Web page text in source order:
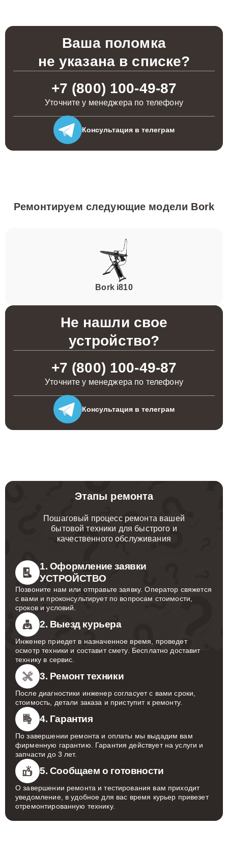
Ваша поломка
не указана в списке?
+7 (800) 100-49-87
Уточните у менеджера по телефону
Консультация в телеграм
Ремонтируем следующие модели Bork
Bork i810
Не нашли свое
устройство?
+7 (800) 100-49-87
Уточните у менеджера по телефону
Консультация в телеграм
Этапы ремонта
Пошаговый процесс ремонта вашей
бытовой техники для быстрого и
качественного обслуживания
1. Оформление заявки
УСТРОЙСТВО
Позвоните нам или отправьте заявку. Оператор свяжется
с вами и проконсультирует по вопросам стоимости,
сроков и условий.
2. Выезд курьера
Инженер приедет в назначенное время, проведет
осмотр техники и составит смету. Бесплатно доставит
технику в сервис.
3. Ремонт техники
После диагностики инженер согласует с вами сроки,
стоимость, детали заказа и приступит к ремонту.
4. Гарантия
По завершении ремонта и оплаты мы выдадим вам
фирменную гарантию. Гарантия действует на услуги и
запчасти до 3 лет.
5. Сообщаем о готовности
О завершении ремонта и тестирования вам приходит
уведомление, в удобное для вас время курьер привезет
отремонтированную технику.